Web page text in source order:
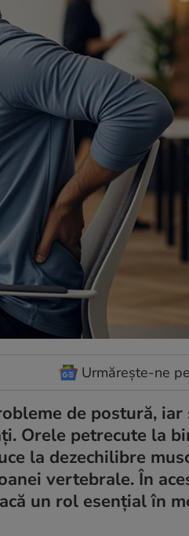
Urmărește-ne
de postură,
Orele petrecute la
la dezechilibre
vertebrale. În
un rol esențial în